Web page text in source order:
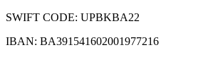
SWIFT CODE: UPBKBA22
IBAN: BA391541602001977216